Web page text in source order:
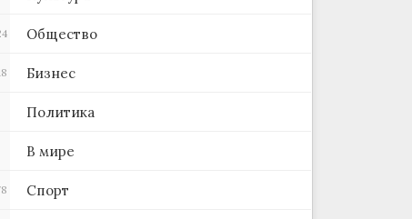
Общество
Бизнес
Политика
В мире
Спорт